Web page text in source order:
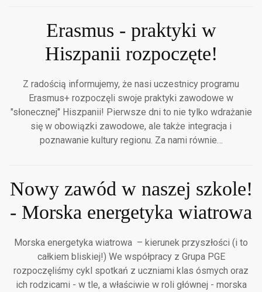
Erasmus - praktyki w
Hiszpanii rozpoczęte!
Z radością informujemy, że nasi uczestnicy programu
Erasmus+ rozpoczęli swoje praktyki zawodowe w
"słonecznej" Hiszpanii! Pierwsze dni to nie tylko wdrażanie
się w obowiązki zawodowe, ale także integracja i
poznawanie kultury regionu. Za nami równie…
Nowy zawód w naszej szkole!
- Morska energetyka wiatrowa
Morska energetyka wiatrowa ­ – kierunek przyszłości (i to
całkiem bliskiej!) We współpracy z Grupa PGE
rozpoczęliśmy cykl spotkań z uczniami klas ósmych oraz
ich rodzicami - w tle, a właściwie w roli głównej - morska